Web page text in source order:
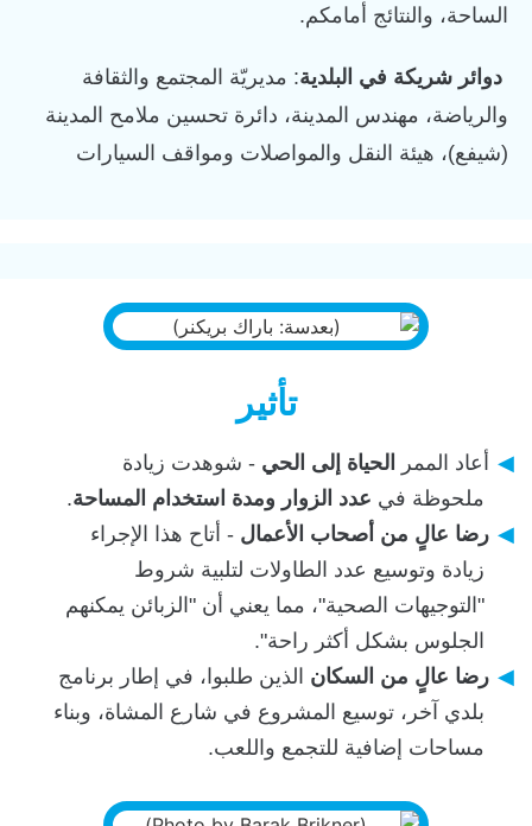
الساحة، والنتائج أمامكم.
دوائر شريكة في البلدية: مديريّة المجتمع والثقافة
والرياضة، مهندس المدينة، دائرة تحسين ملامح المدينة
(شيفع)، هيئة النقل والمواصلات ومواقف السيارات
تأثير
أعاد الممر الحياة إلى الحي - شوهدت زيادة
ملحوظة في عدد الزوار ومدة استخدام المساحة.
رضا عالٍ من أصحاب الأعمال - أتاح هذا الإجراء
زيادة وتوسيع عدد الطاولات لتلبية شروط
"التوجيهات الصحية"، مما يعني أن "الزبائن يمكنهم
الجلوس بشكل أكثر راحة".
رضا عالٍ من السكان الذين طلبوا، في إطار برنامج
بلدي آخر، توسيع المشروع في شارع المشاة، وبناء
مساحات إضافية للتجمع واللعب.